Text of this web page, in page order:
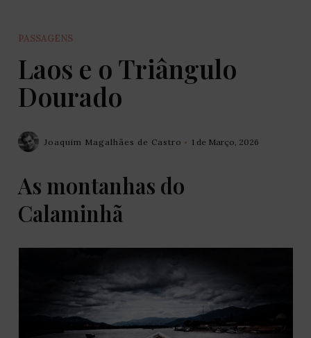
PASSAGENS
Laos e o Triângulo
Dourado
Joaquim Magalhães de Castro 1 de Março, 2026
As montanhas do
Calaminhã